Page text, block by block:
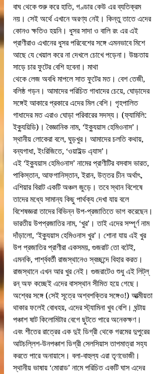
বাঘ থেকে শুরু করে হাতি, গণ্ডার কেউ এর ব্যতিক্রম
নয়। সেই অর্থে এখানে অরণ্য নেই। কিন্তু তাতে এদের
কোনও ক্ষতিও হয়নি। ধুসর সাদা ও বালি রং এর এই
প্রাণীরাও এখানের ধুসর পরিবেশের সঙ্গে এমনভাবে মিশে
আছে যে খেয়াল করে না দেখলে চোখে পড়েনা। উচ্চতায়
সাড়ে চার ফুটের বেশি হবেনা। মাথা
থেকে লেজ অবধি মাপলে সাত ফুটের মত। বেশ তেজী,
বলিষ্ঠ গড়ন। আমাদের পরিচিত গাধাদের চেয়ে, ঘোড়াদের
সঙ্গেই আকারে প্রকারে এদের মিল বেশি। গৃহপালিত
গাধাদের মত এরাও ঘোড়া পরিবারের সদস্য। (ফ্যামিলি:
ইক্যুয়িডি)। বৈজ্ঞানিক নাম, ‘ইক্যুয়াস হেমিওনাস’।
স্থানীয় লোকেরা বলে, ঘুড়খুর। আমাদের চলতি কথায়,
বন্যগাধা, ইংরিজিতে, ‘ওয়াইল্ড এ্যাস’।
এই ‘ইক্যুয়াস হেমিওনাস’ নামের প্রাণীটির বসবাস ভারত,
পাকিস্তান, আফগানিস্তান, ইরান, উত্তর চীন অর্থাৎ,
এশিয়ার বিরাট একটি অঞ্চল জুড়ে। তবে স্থান বিশেষে
তাদের মধ্যে সামান্য কিছু পার্থক্য দেখা যায় বলে
বিশেষজ্ঞরা তাদের বিভিন্ন উপ-প্রজাতিতে ভাগ করেছেন।
ভারতীয় উপপ্রজাতির নাম, ‘খুর’। তাই এদের সম্পূর্ণ নাম
দাঁড়ালো, ‘ইক্যুয়াস হেমিওনাস খুর’। শোনা যায় এই খুর
উপ প্রজাতির প্রাণীরা একসময়, গুজরাট তো বটেই,
এমনকি, পার্শ্ববর্তী রাজস্থানেও স্বচ্ছন্দে বিহার করত।
রাজস্থানে এখন আর খুর নেই। গুজরাটেও শুধু এই লিট্‌ল্‌
রন্‌ অফ কচ্ছেই এদের বাসস্থান সীমিত হয়ে গেছে।
অশ্বের সঙ্গে (সেই সূত্রে অশ্বশক্তির সঙ্গেও!) আত্মীয়তা
থাকার ফলেই বোধহয়, এদের স্ট্যামিনা খুব বেশি। ঘন্টায়
পঞ্চাশ ষাট কিলোমিটার বেগে ছুটতে পারে অনেকক্ষণ।
এবং শীতের রাত্রের এক দুই ডিগ্রী থেকে গরমের দুপুরের
আটচল্লিশ-উনপঞ্চাশ ডিগ্রী সেলসিয়াস তাপমাত্রা সহ্য
করতে পারে অনায়াসে। বলা-বাহুল্য এরা তৃণভোজী।
স্থানীয় ভাষায় ‘মোরাড’ নামে পরিচিত একটি ঘাস এদের